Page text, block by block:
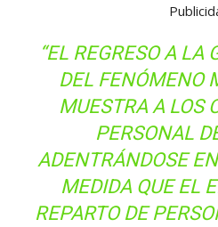
“EL REGRESO A LA
DEL FENÓMENO
MUESTRA A LOS
PERSONAL
ADENTRÁNDOSE
MEDIDA QUE EL
REPARTO DE